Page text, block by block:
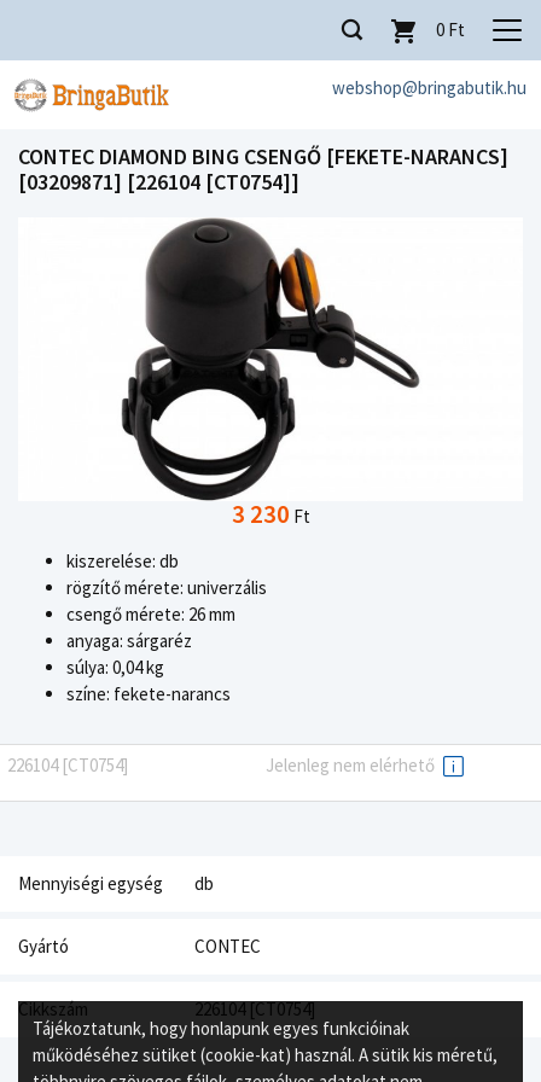
webshop@bringabutik.hu
0 Ft
CONTEC DIAMOND BING CSENGŐ [FEKETE-NARANCS]
[03209871] [226104 [CT0754]]
3 230 Ft
kiszerelése: db
rögzítő mérete: univerzális
csengő mérete: 26 mm
anyaga: sárgaréz
súlya: 0,04 kg
színe: fekete-narancs
226104 [CT0754] Jelenleg nem elérhető
Mennyiségi egység db
Gyártó CONTEC
Cikkszám
226104 [CT0754]
Tájékoztatunk, hogy honlapunk egyes funkcióinak
működéséhez sütiket (cookie-kat) használ. A sütik kis méretű,